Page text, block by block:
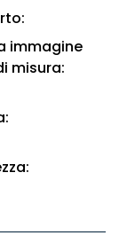
immagine
misura: